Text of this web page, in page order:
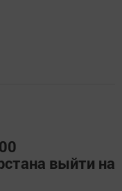
выйти на